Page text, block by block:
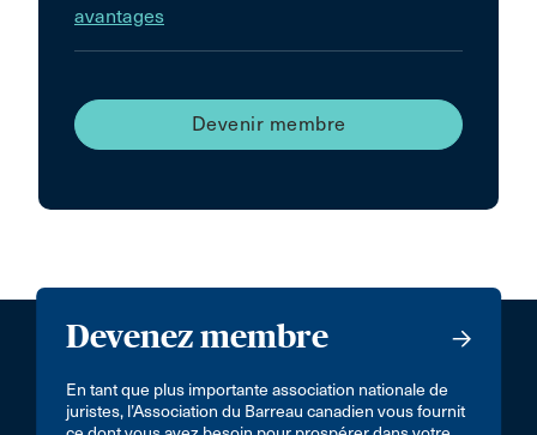
avantages
Devenir membre
Devenez membre
En tant que plus importante association nationale de
juristes, l’Association du Barreau canadien vous fournit